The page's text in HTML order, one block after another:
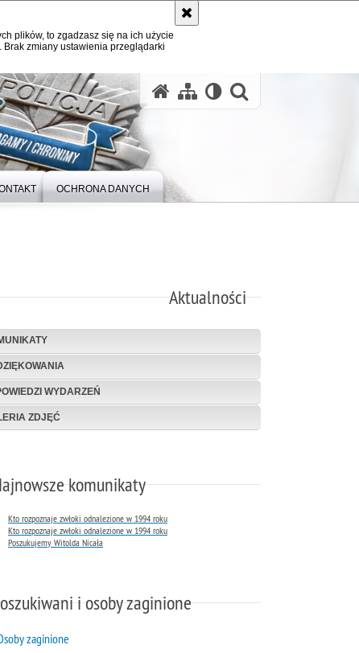
plików, to zgadzasz się na ich użycie
zmiany ustawienia przeglądarki
OCHRONA DANYCH
Aktualności
WYDARZEŃ
ZDJĘĆ
komunikaty
Kto rozpoznaje zwłoki odnalezione w 1994 roku
Kto rozpoznaje zwłoki odnalezione w 1994 roku
Poszukujemy Witolda Nicała
i osoby zaginione
zaginione